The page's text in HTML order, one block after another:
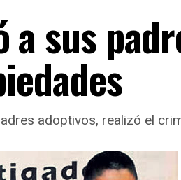
sus
adoptivos, realizó el